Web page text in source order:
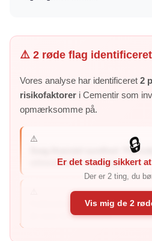
⚠️ 2 røde flag identificeret
Vores analyse har identificeret 2
risikofaktorer i Cementir som
opmærksomme på.
⚠️
Svag finansiel sundhed:
virksomheden viser tegn på s...
Faldende indtjening: Kvartalets
år-over-år – virksomh...
🔒
Er det stadig sikkert
Der er 2 ting, du
Vis mig de 2